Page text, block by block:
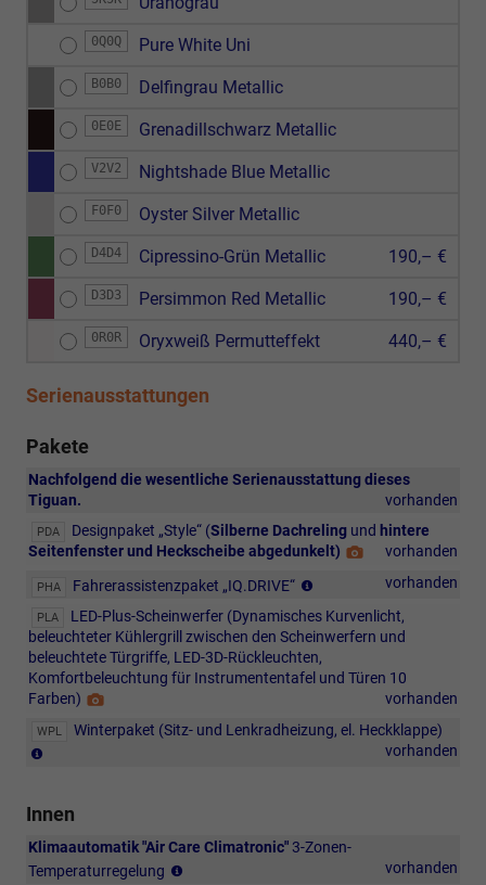
0Q0Q Pure White Uni
B0B0 Delfingrau Metallic
0E0E Grenadillschwarz Metallic
V2V2 Nightshade Blue Metallic
F0F0 Oyster Silver Metallic
D4D4 Cipressino-Grün Metallic 190,– €
D3D3 Persimmon Red Metallic 190,– €
0R0R Oryxweiß Permutteffekt 440,– €
Serienausstattungen
Pakete
Nachfolgend die wesentliche Serienausstattung dieses
Tiguan.
vorhanden
PDA Designpaket „Style“ (Silberne Dachreling und hintere
Seitenfenster und Heckscheibe abgedunkelt)
Detail
vorhanden
PHA Fahrerassistenzpaket „IQ.DRIVE“
Fahrerassistenz
Assist“,
Notfallassistent
„Emergency
Assist“,
Rundumkamera
Funktion
vorhanden
PLA
LED-Plus-Scheinwerfer (Dynamisches Kurvenlicht,
beleuchteter Kühlergrill zwischen den Scheinwerfern und
beleuchtete Türgriffe, LED-3D-Rückleuchten,
Komfortbeleuchtung für Instrumententafel und Türen 10
Farben)
vorhanden
WPL
Winterpaket (Sitz- und Lenkradheizung, el. Heckklappe)
mit
beheizbare
Vordersitze,
vorhanden
Innen
Klimaautomatik "Air Care Climatronic" 3-Zonen-
Temperaturregelung
vorhanden